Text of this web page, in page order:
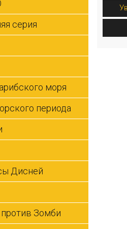
серия
моря
периода
Дисней
Зомби